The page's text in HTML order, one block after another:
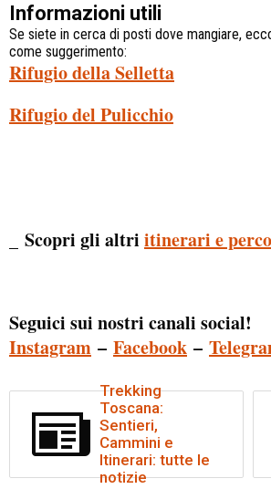
Informazioni utili
Se siete in cerca di posti dove mangiare,
come suggerimento:
Rifugio della Selletta
Rifugio del Pulicchio
_ Scopri gli altri itinerari e
Seguici sui nostri canali social!
Instagram – Facebook –
Trekking
Toscana:
Sentieri,
Cammini e
Itinerari: tutte le
notizie